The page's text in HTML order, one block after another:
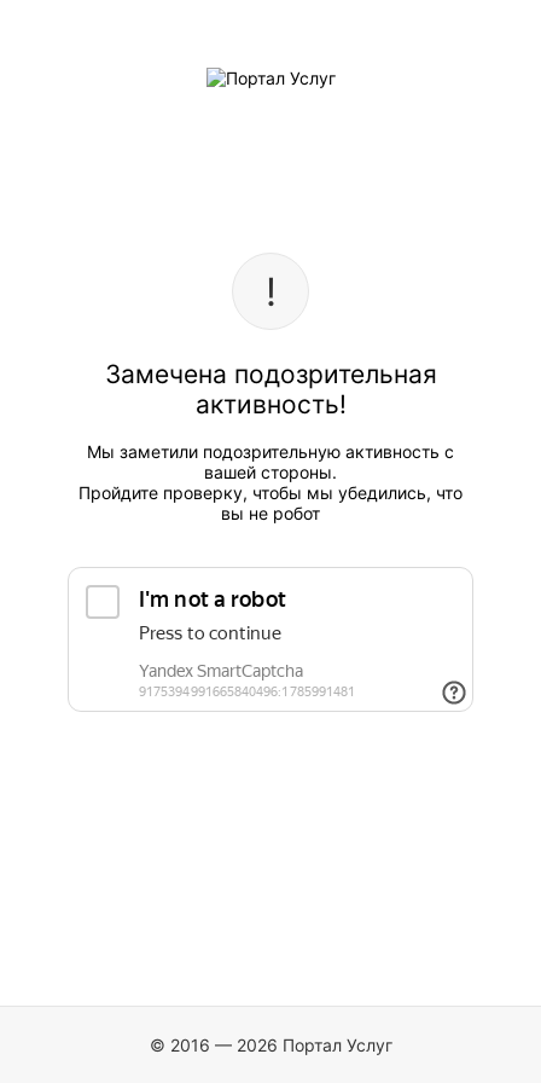
Замечена подозрительная
активность!
Мы заметили подозрительную активность с
вашей стороны.
Пройдите проверку, чтобы мы убедились, что
вы не робот
© 2016 — 2026 Портал Услуг